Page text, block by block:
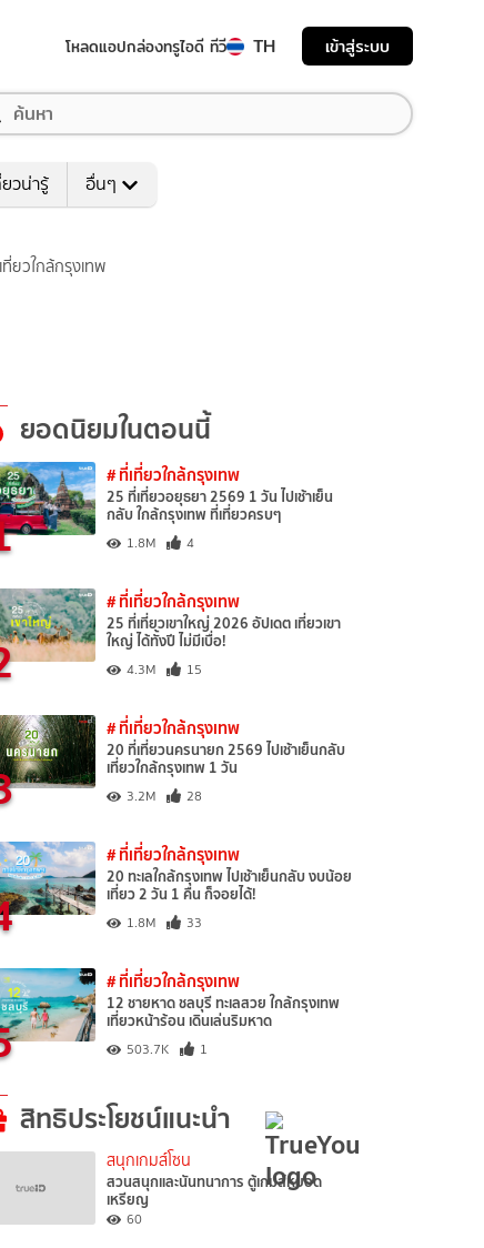
โหลดแอปกล่องทรูไอดี ทีวี TH เข้าสู่ระบบ
ยวน่ารู้ อื่นๆ
ยวใกล้กรุงเทพ
ยอดนิยมในตอนนี้
# ที่เที่ยวใกล้กรุงเทพ
25 ที่เที่ยวอยุธยา 2569 1 วัน ไปเช้าเย็น
กลับ ใกล้กรุงเทพ ที่เที่ยวครบๆ
1.8M 4
# ที่เที่ยวใกล้กรุงเทพ
25 ที่เที่ยวเขาใหญ่ 2026 อัปเดต เที่ยวเขา
ใหญ่ ได้ทั้งปี ไม่มีเบื่อ!
4.3M 15
# ที่เที่ยวใกล้กรุงเทพ
20 ที่เที่ยวนครนายก 2569 ไปเช้าเย็นกลับ
เที่ยวใกล้กรุงเทพ 1 วัน
3.2M 28
# ที่เที่ยวใกล้กรุงเทพ
20 ทะเลใกล้กรุงเทพ ไปเช้าเย็นกลับ งบน้อย
เที่ยว 2 วัน 1 คืน ก็จอยได้!
1.8M 33
# ที่เที่ยวใกล้กรุงเทพ
12 ชายหาด ชลบุรี ทะเลสวย ใกล้กรุงเทพ
เที่ยวหน้าร้อน เดินเล่นริมหาด
503.7K 1
สิทธิประโยชน์แนะนำ
สนุกเกมส์โซน
สวนสนุกและนันทนาการ ตู้เกมส์หยอด
เหรียญ
60